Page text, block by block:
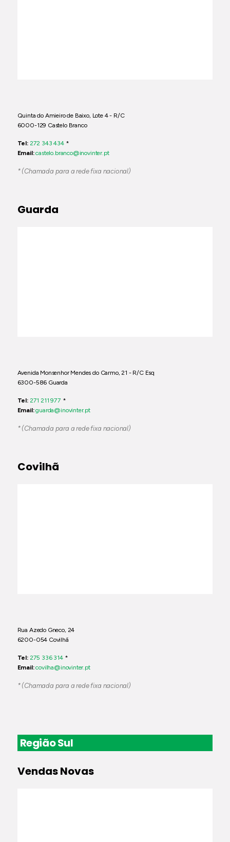
Quinta do Amieiro de Baixo, Lote 4 - R/C
6000-129 Castelo Branco
Tel: 272 343 434*
Email: castelo.branco@inovinter.pt
* (Chamada para a rede fixa nacional)
Guarda
Avenida Monsenhor Mendes do Carmo, 21 - R/C Esq
6300-586 Guarda
Tel: 271 211 977 *
Email: guarda@inovinter.pt
* (Chamada para a rede fixa nacional)
Covilhã
Rua Azedo Gneco, 24
6200-054 Covilhã
Tel: 275 336 314*
Email: covilha@inovinter.pt
* (Chamada para a rede fixa nacional)
Região Sul
Vendas Novas